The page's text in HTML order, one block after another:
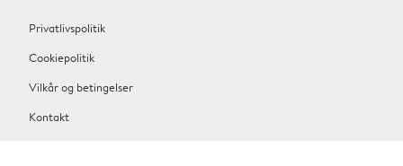
Privatlivspolitik
Cookiepolitik
Vilkår og betingelser
Kontakt